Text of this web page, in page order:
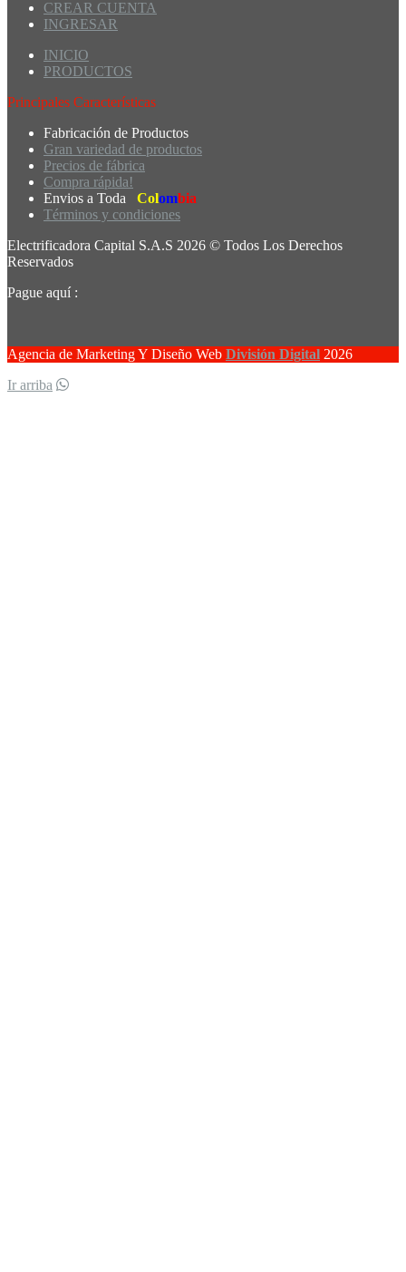
CREAR CUENTA
INGRESAR
INICIO
PRODUCTOS
Principales Características
Fabricación de Productos
Gran variedad de productos
Precios de fábrica
Compra rápida!
Envios a Toda
Colombia
Términos y condiciones
Electrificadora Capital S.A.S 2026 © Todos Los Derechos
Reservados
Pague aquí :
Agencia de Marketing Y Diseño Web División Digital 2026
Ir arriba